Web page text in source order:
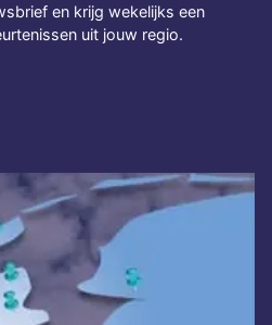
en krijg wekelijks een
uit jouw regio.